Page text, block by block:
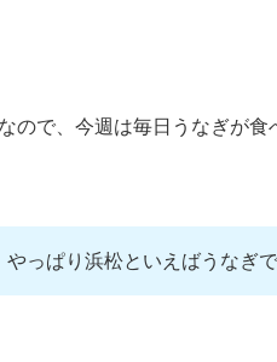
ので、今週は毎日うなぎが食
やっぱり浜松といえばうなぎで